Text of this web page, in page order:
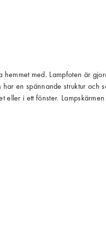
med. Lampfoten är
en spännande struktur och
eller i ett fönster.